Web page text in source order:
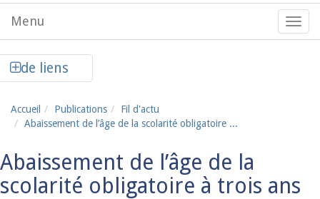
Menu
de
Menu
de liens
Accueil Publications
Fil d'actu
Abaissement de l’âge de la scolarité obligatoire ...
Abaissement de l’âge de la
scolarité obligatoire à trois ans